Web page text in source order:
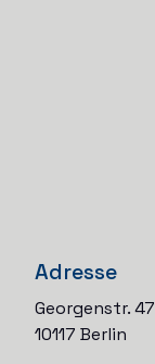
Adresse
Georgenstr. 47
10117 Berlin